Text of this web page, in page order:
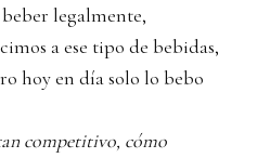
legalmente,
a ese tipo de bebidas,
hoy en día solo lo bebo
competitivo, cómo